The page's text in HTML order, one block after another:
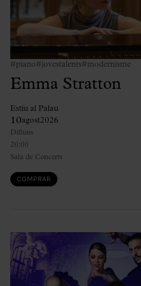
#piano#jovestalents#modernisme
Emma Stratton
Estiu al Palau
10agost2026
20:00
Dilluns
Sala de Concerts
COMPRAR